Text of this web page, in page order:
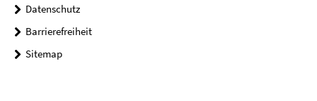
Datenschutz
Barrierefreiheit
Sitemap